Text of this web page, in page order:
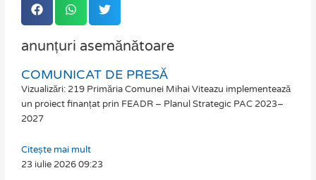
anunțuri asemănătoare
COMUNICAT DE PRESĂ
Vizualizări: 219 Primăria Comunei Mihai Viteazu implementează
un proiect finanțat prin FEADR – Planul Strategic PAC 2023–
2027
Citește mai mult
23 iulie 202609:23
PagePage
Page
Page
Page
PagePage